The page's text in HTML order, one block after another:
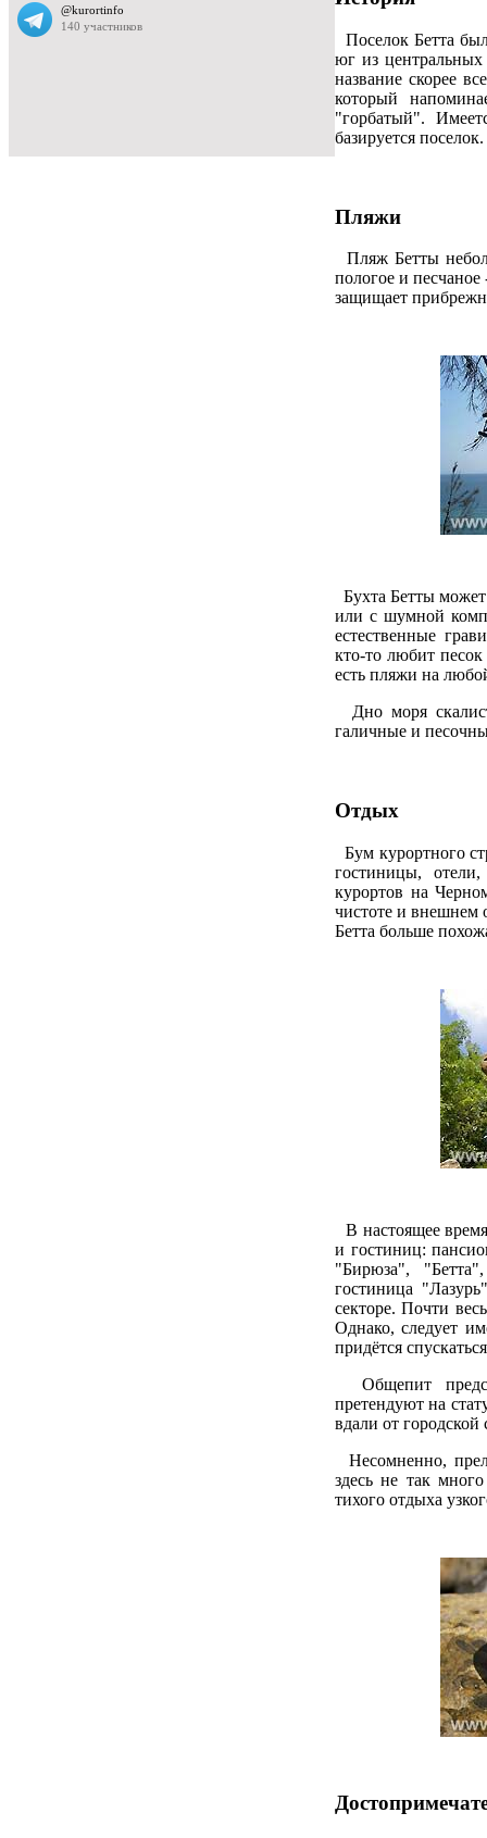
Поселок Бетта
юг из
название скорее
который
"горбатый".
базируется поселок.
Пляжи
Пляж Бетты
пологое и
защищает
Бухта Бетты
или с шумной
естественные
кто-то любит
есть пляжи на
Дно моря
галичные и
Отдых
Бум курортного
гостиницы,
курортов на
чистоте и внешнем
Бетта больше
В настоящее
и гостиниц:
"Бирюза",
гостиница
секторе. Почти
Однако, следует
придётся
Общепит
претендуют на
вдали от городской
Несомненно,
здесь не так
тихого отдыха